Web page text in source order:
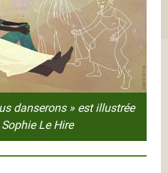
danserons » est illustrée
Le Hire